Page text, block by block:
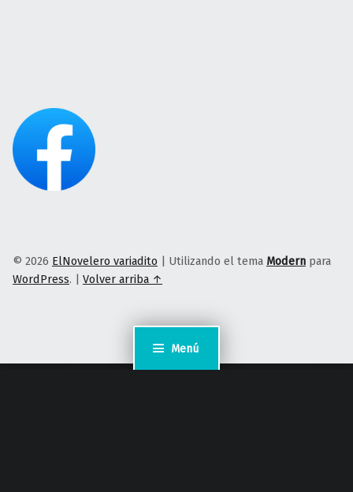
Menú
© 2026 ElNovelero variadito Utilizando el tema Modern para
WordPress. Volver arriba ↑